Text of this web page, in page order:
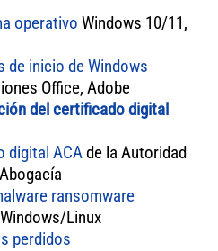
operativo Windows 10/11,
de inicio de Windows
Office, Adobe
del certificado digital
digital ACAde la Autoridad
ransomware
Linux
perdidos